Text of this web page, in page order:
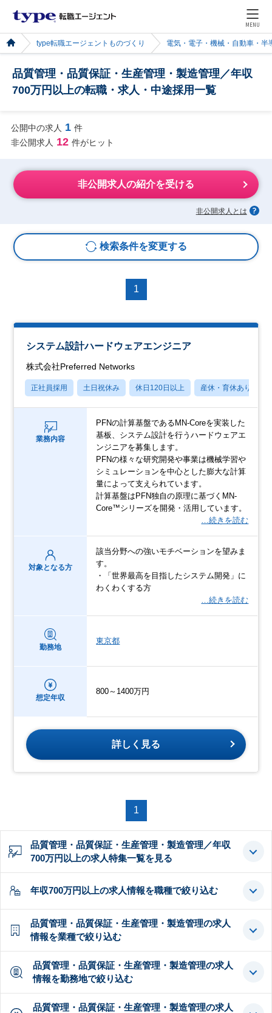
MENU
type転職エージェントものづくり 電気・電子・機械・自動車・半
品質管理・品質保証・生産管理・製造管理／年収
700万円以上の転職・求人・中途採用一覧
公開中の求人 1 件
非公開求人 12 件がヒット
非公開求人の紹介を受ける
非公開求人とは
検索条件を変更する
1
システム設計ハードウェアエンジニア
株式会社Preferred Networks
正社員採用 土日祝休み 休日120日以上 産休・育休あり
業務内容
PFNの計算基盤であるMN-Coreを実装した
基板、システム設計を行うハードウェアエ
ンジニアを募集します。
PFNの様々な研究開発や事業は機械学習や
シミュレーションを中心とした膨大な計算
量によって支えられています。
計算基盤はPFN独自の原理に基づくMN-
Core™シリーズを開発・活用しています。
…続きを読む
対象となる方
該当分野への強いモチベーションを望みま
す。
・「世界最高を目指したシステム開発」に
わくわくする方
…続きを読む
勤務地
東京都
想定年収
800～1400万円
詳しく見る
1
品質管理・品質保証・生産管理・製造管理／年収
700万円以上の求人特集一覧を見る
年収700万円以上の求人情報を職種で絞り込む
品質管理・品質保証・生産管理・製造管理の求人
情報を業種で絞り込む
品質管理・品質保証・生産管理・製造管理の求人
情報を勤務地で絞り込む
品質管理・品質保証・生産管理・製造管理の求人